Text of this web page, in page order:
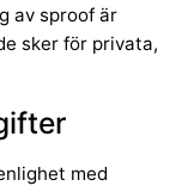
av sproof är
sker för privata,
med